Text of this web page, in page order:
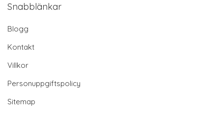
Snabblänkar
Blogg
Kontakt
Villkor
Personuppgiftspolicy
Sitemap